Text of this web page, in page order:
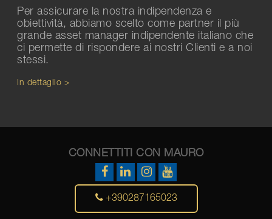
Per assicurare la nostra indipendenza e
obiettività, abbiamo scelto come partner il più
grande asset manager indipendente italiano che
ci permette di rispondere ai nostri Clienti e a noi
stessi.
In dettaglio >
CONNETTITI CON MAURO
+390287165023